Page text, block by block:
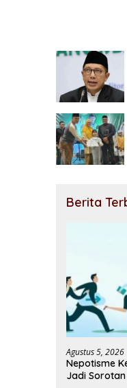
Berita
Agustus 5, 2026
Nepotisme
Jadi